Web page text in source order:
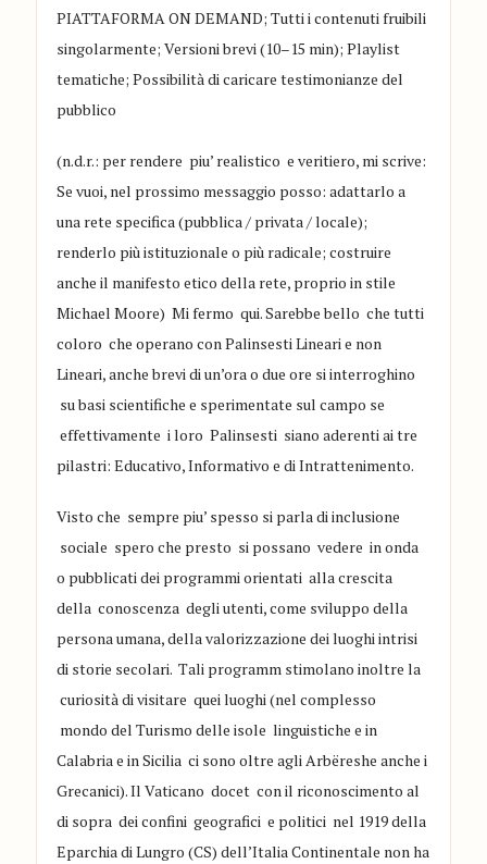
PIATTAFORMA ON DEMAND;Tutti i contenuti fruibili
singolarmente;Versioni brevi (10–15 min);Playlist
tematiche;Possibilità di caricare testimonianze del
pubblico
(n.d.r.: per rendere piu’ realistico e veritiero, mi scrive:
Se vuoi, nel prossimo messaggio posso: adattarlo a
una rete specifica (pubblica / privata / locale);
renderlo più istituzionale o più radicale;costruire
anche il manifesto etico della rete, proprio in stile
Michael Moore) Mifermo qui. Sarebbe bello chetutti
coloro che operano con PalinsestiLineari e non
Lineari, anche brevi di un’ora o dueore si interroghino
su basi scientifiche e sperimentate sul campo se
effettivamente i loro Palinsesti siano aderenti ai tre
pilastri: Educativo, Informativo e di Intrattenimento.
Visto che sempre piu’ spesso si parla di inclusione
sociale spero che presto si possano vederein onda
o pubblicatidei programmiorientati alla crescita
della conoscenzadegli utenti, come sviluppo della
persona umana,della valorizzazione dei luoghiintrisi
di storie secolari. Tali programm stimolano inoltre la
curiosità di visitare quei luoghi (nel complesso
mondo del Turismo delle isole linguistiche e in
Calabria e in Sicilia ci sonooltre agli Arbëreshe anche i
Grecanici).Il Vaticano docet con il riconoscimento al
di sopra dei confini geografici e politici nel 1919 della
Eparchia di Lungro(CS)dell’Italia Continentale non ha